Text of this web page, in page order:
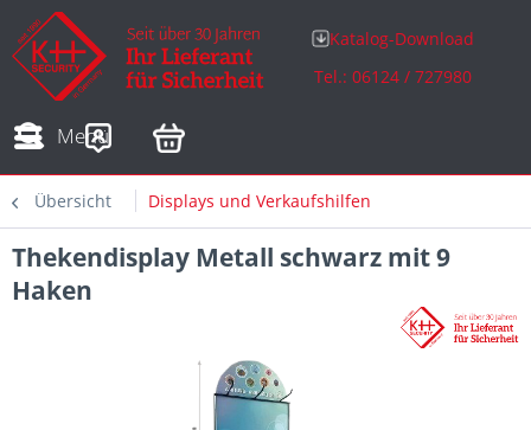
Katalog-Download
Tel.: 06124 / 727980
Menü
Adressen
Übersicht Displays und Verkaufshilfen
Thekendisplay Metall schwarz mit 9
Haken